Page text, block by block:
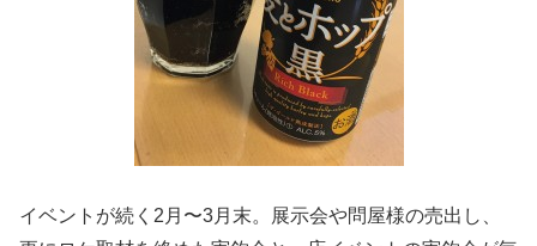
イベントが続く2月〜3月末。展示会や問屋様の売出し、